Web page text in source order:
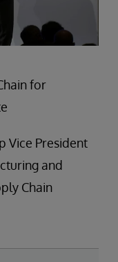
for
Vice President
and
Chain